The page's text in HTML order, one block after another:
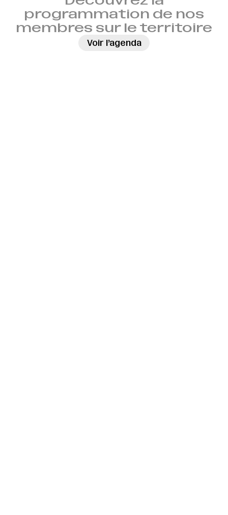
programmation de nos
membres sur le territoire
Voir l’agenda